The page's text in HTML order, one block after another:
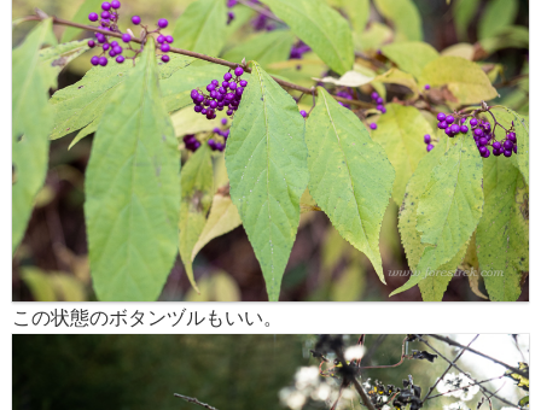
この状態のボタンヅルもいい。